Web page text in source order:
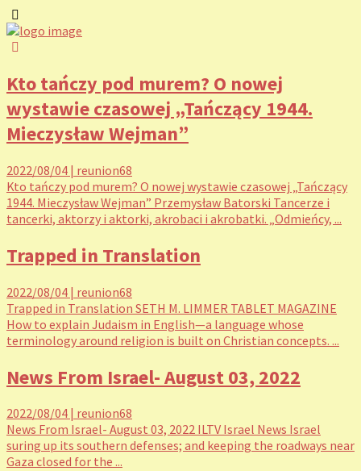
Kto tańczy pod murem? O nowej
wystawie czasowej „Tańczący 1944.
Mieczysław Wejman”
2022/08/04 | reunion68
Kto tańczy pod murem? O nowej wystawie czasowej „Tańczący
1944. Mieczysław Wejman” Przemysław Batorski Tancerze i
tancerki, aktorzy i aktorki, akrobaci i akrobatki. „Odmieńcy, ...
Trapped in Translation
2022/08/04 | reunion68
Trapped in Translation SETH M. LIMMER TABLET MAGAZINE
How to explain Judaism in English—a language whose
terminology around religion is built on Christian concepts. ...
News From Israel- August 03, 2022
2022/08/04 | reunion68
News From Israel- August 03, 2022 ILTV Israel News Israel
suring up its southern defenses; and keeping the roadways near
Gaza closed for the ...